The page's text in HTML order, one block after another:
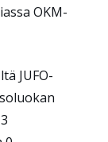
OKM-
JUFO-